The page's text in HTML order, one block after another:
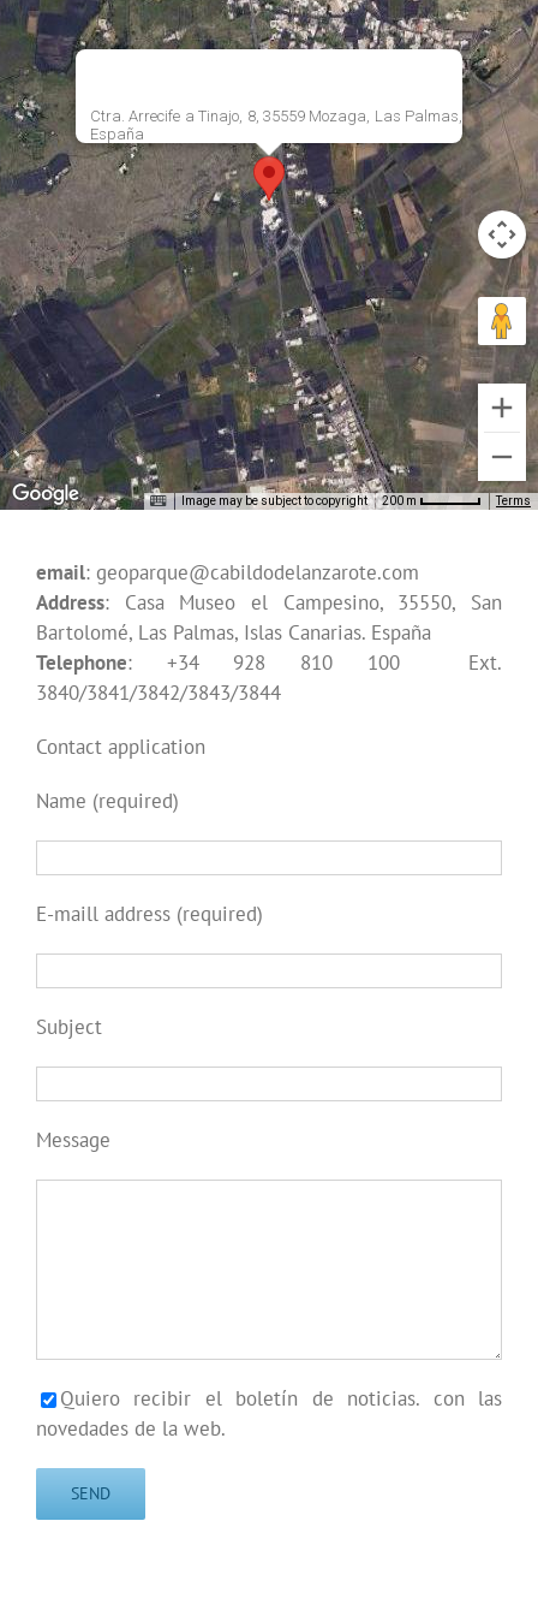
Ctra. Arrecife a Tinajo, 8, 35559 Mozaga, Las Palmas,
España
Image may be subject to copyright 200 m Terms
email: geoparque@cabildodelanzarote.com
Address: Casa Museo el Campesino, 35550, San
Bartolomé, Las Palmas, Islas Canarias. España
Telephone: +34 928 810 100 Ext.
3840/3841/3842/3843/3844
Contact application
Name (required)
E-maill address (required)
Subject
Message
Quiero recibir el boletín de noticias. con las
novedades de la web.